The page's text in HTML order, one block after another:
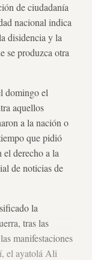
de ciudadanía
nacional indica
disidencia y la
se produzca otra
domingo el
aquellos
a la nación o
que pidió
el derecho a la
de noticias de
la
tras las
manifestaciones
el ayatolá Ali